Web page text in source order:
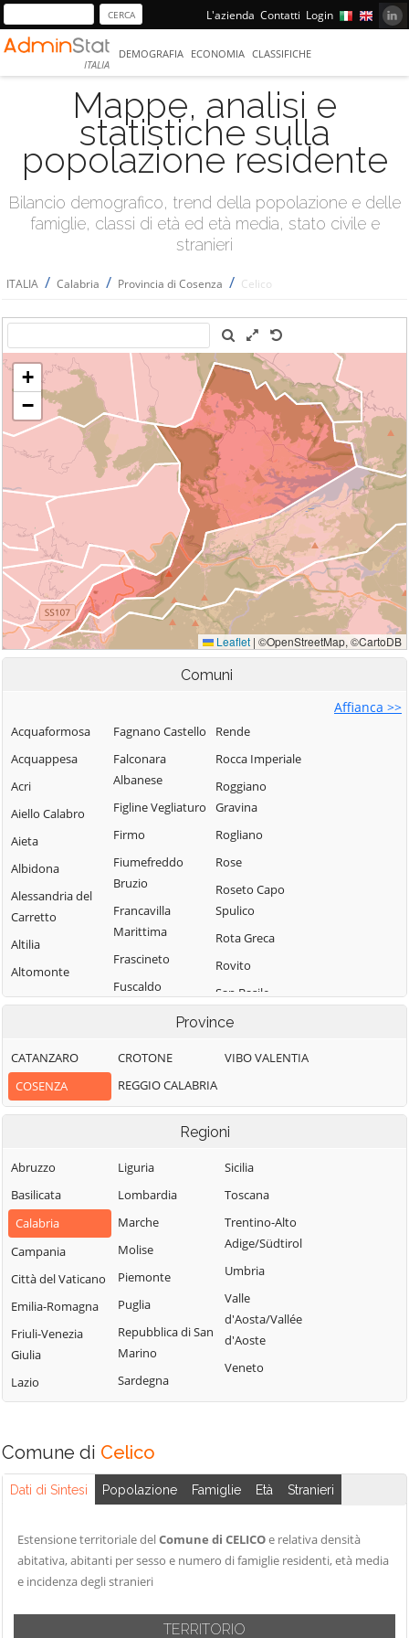
L'azienda Contatti Login
ITALIA
DEMOGRAFIA ECONOMIA CLASSIFICHE
Mappe, analisi e
statistiche sulla
popolazione residente
Bilancio demografico, trend della popolazione e delle
famiglie, classi di età ed età media, stato civile e
stranieri
ITALIA / Calabria / Provincia di Cosenza / Celico
Comuni
Affianca >>
Acquaformosa
Acquappesa
Acri
Aiello Calabro
Aieta
Albidona
Alessandria del
Carretto
Altilia
Altomonte
Amantea
Aprigliano
Belmonte
Calabro
Bianchi
Bisignano
Bocchigliero
Bonifati
Buonvicino
Calopezzati
Cariati
Carolei
Casali del Manco
Cassano all'Ionio
Castiglione
Cosentino
Fagnano Castello
Falconara
Albanese
Figline Vegliaturo
Firmo
Fiumefreddo
Bruzio
Francavilla
Marittima
Frascineto
Fuscaldo
Piemontese
Lago
Laino Castello
Lappano
Lattarico
Longobardi
Longobucco
Lungro
Luzzi
Mandatoriccio
Mangone
Marano
Marano
Principato
Mendicino
Rende
Rocca Imperiale
Roggiano
Gravina
Rogliano
Rose
Roseto Capo
Spulico
Rota Greca
Rovito
San Basile
San Benedetto
Albanese
San Demetrio
Corone
San Donato di
San Giorgio
Albanese
San Giovanni in
Fiore
San Lorenzo
Vallo
Argentano
Finita
San Nicola Arcella
Province
CATANZARO
COSENZA
CROTONE
REGGIO CALABRIA
VIBO VALENTIA
Regioni
Abruzzo
Basilicata
Calabria
Campania
Città del Vaticano
Emilia-Romagna
Friuli-Venezia
Giulia
Lazio
Liguria
Lombardia
Marche
Molise
Piemonte
Puglia
Repubblica di San
Marino
Sardegna
Sicilia
Toscana
Trentino-Alto
Adige/Südtirol
Umbria
Valle
d'Aosta/Vallée
d'Aoste
Veneto
Comune di Celico
Dati di Sintesi Popolazione Famiglie Età Stranieri
Estensione territoriale delComune di CELICOe relativa densità
abitativa, abitanti per sesso e numero di famiglie residenti, età media
e incidenza degli stranieri
TERRITORIO